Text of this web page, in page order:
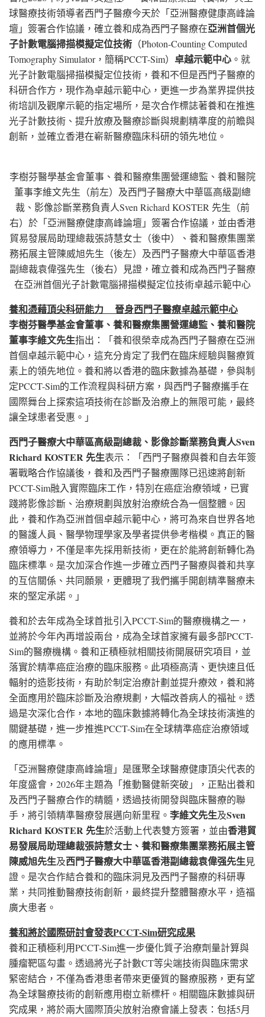
球醫療技術領導者西門子醫療今天於「亞洲醫療健康高峰論
壇」簽署合作協議，確立養和成為西門子醫療在亞洲首個光
子計數電腦掃描模擬定位技術 （Photon-Counting Computed
Tomography Simulator，簡稱PCCT-Sim） 卓越示範中心 。就
光子計數電腦掃描模擬定位技術，養和不但是西門子醫療的
科研合作方，現作為卓越示範中心，更進一步為業界提供技
術培訓及觀摩示範的指定場所，是次合作標誌著養和在推進
光子計數技術、提升放療及醫療診斷與規劃精準度的前瞻與
創新，並確立香港在嶄新醫療臨床科研的領先地位。
李樹芬醫學基金會董事、養和醫療集團營運總監、養和醫院
董事李維文先生（前左）及西門子醫療大中華區高級副總
裁、影像診斷業務負責人Sven Richard KOSTER 先生（前
右）於「亞洲醫療健康高峰論壇」簽署合作協議，並由香港
貿易發展局助理總裁張詩慧女士（後中）、養和醫療集團業
務拓展主管陳威旭先生（後左）及西門子醫療大中華區香港
副總裁袁偉强先生（後右）見證，確立養和成為西門子醫療
在亞洲首個光子計數電腦掃描模擬定位技術卓越示範中心
養和憑藉頂尖科研能力
晉身西門子醫療卓越示範中心
李樹芬醫學基金會董事、養和醫療集團營運總監、養和醫院
董事李維文先生指出：「養和很榮幸成為西門子醫療在亞洲
首個卓越示範中心，這充分肯定了我們在臨床經驗與醫療質
素上的領先地位。養和將以香港的臨床數據為基礎，參與制
定PCCT-Sim的工作流程與科研方案，與西門子醫療攜手在
國際舞台上探索這項技術在診斷及治療上的無限可能，最終
讓全球患者受惠。」
西門子醫療大中華區高級副總裁、影像診斷業務負責人Sven
Richard KOSTER 先生表示：「西門子醫療與養和自去年簽
署戰略合作協議後，養和及西門子醫療團隊已迅速將創新
PCCT-Sim融入實際臨床工作，特別在癌症治療領域，已實
踐將影像診斷、治療規劃與放射治療統合為一個整體。因
此，養和作為亞洲首個卓越示範中心，將可為來自世界各地
的醫護人員、醫學物理學家及學者提供參考楷模。真正的醫
療領導力，不僅是率先採用新技術，更在於能將創新轉化為
臨床標準。是次加深合作進一步確立西門子醫療與養和共享
的互信關係、共同願景，更體現了我們攜手開創精準醫療未
來的堅定承諾。」
養和於去年成為全球首批引入PCCT-Sim的醫療機構之一，
並將於今年內再增設兩台，成為全球首家擁有最多部PCCT-
Sim的醫療機構。養和正積極就相關技術開展研究項目，並
落實於精準癌症治療的臨床服務。此項極高清、更快速且低
輻射的造影技術，有助於制定治療計劃並提升療效，養和將
全面應用於臨床診斷及治療規劃，大幅改善病人的福祉。透
過是次深化合作，本地的臨床數據將轉化為全球技術演進的
關鍵基礎，進一步推進PCCT-Sim在全球精準癌症治療領域
的應用標準。
「亞洲醫療健康高峰論壇」是匯聚全球醫療健康頂尖代表的
年度盛會，2026年主題為「推動醫健新突破」，正點出養和
及西門子醫療合作的精髓，透過技術開發與臨床醫療的聯
手，將引領精準醫療發展邁向新里程。 李維文先生及Sven
Richard KOSTER 先生於活動上代表雙方簽署，並由香港貿
易發展局助理總裁張詩慧女士、養和醫療集團業務拓展主管
陳威旭先生及西門子醫療大中華區香港副總裁袁偉强先生見
證。是次合作結合養和的臨床洞見及西門子醫療的科研專
業，共同推動醫療技術創新，最終提升整體醫療水平，造福
廣大患者。
養和將於國際研討會發表PCCT-Sim研究成果
養和正積極利用PCCT-Sim進一步優化質子治療劑量計算與
腫瘤靶區勾畫。透過將光子計數CT等尖端技術與臨床需求
緊密結合，不僅為香港患者帶來更優質的醫療服務，更有望
為全球醫療技術的創新應用樹立新標杆。相關臨床數據與研
究成果，將於兩大國際頂尖放射治療會議上發表：包括5月